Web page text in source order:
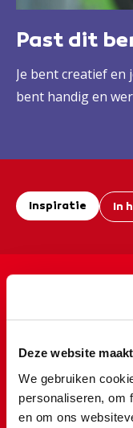
Deze website
We gebruiken
personaliseren, om
en om ons
Past dit
Je bent creatief en
bent handig en
Inspiratie In
Een
voertuigen